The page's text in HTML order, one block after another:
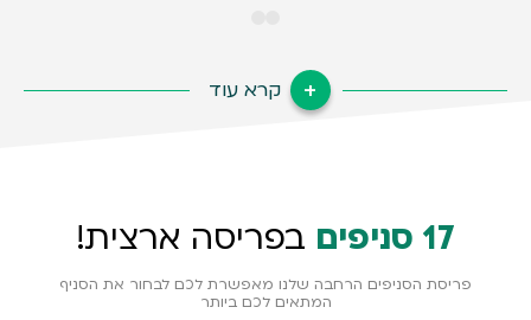
קרא עוד
17 סניפים בפריסה ארצית!
פריסת הסניפים הרחבה שלנו מאפשרת לכם לבחור את הסניף
המתאים לכם ביותר